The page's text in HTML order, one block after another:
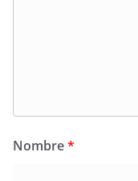
Nombre*